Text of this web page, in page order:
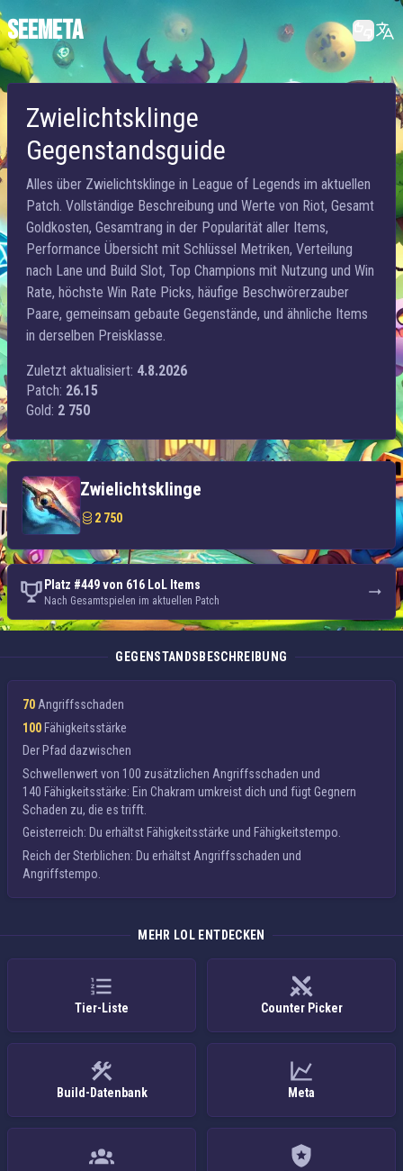
SEEMETA
Zwielichtsklinge
Gegenstandsguide
Alles über Zwielichtsklinge in League of Legends im aktuellen
Patch. Vollständige Beschreibung und Werte von Riot, Gesamt
Goldkosten, Gesamtrang in der Popularität aller Items,
Performance Übersicht mit Schlüssel Metriken, Verteilung
nach Lane und Build Slot, Top Champions mit Nutzung und Win
Rate, höchste Win Rate Picks, häufige Beschwörerzauber
Paare, gemeinsam gebaute Gegenstände, und ähnliche Items
in derselben Preisklasse.
Zuletzt aktualisiert: 4.8.2026
Patch: 26.15
Gold: 2 750
Zwielichtsklinge
2 750
Platz #449 von 616 LoL Items
Nach Gesamtspielen im aktuellen Patch
GEGENSTANDSBESCHREIBUNG
70 Angriffsschaden
100Fähigkeitsstärke
Der Pfad dazwischen
Schwellenwert von 100 zusätzlichen Angriffsschaden und
140 Fähigkeitsstärke: Ein Chakram umkreist dich und fügt Gegnern
Schaden zu, die es trifft.
Geisterreich: Du erhältst Fähigkeitsstärke und Fähigkeitstempo.
Reich der Sterblichen: Du erhältst Angriffsschaden und
Angriffstempo
MEHR LOL ENTDECKEN
Tier-Liste Counter Picker
Build-Datenbank Meta